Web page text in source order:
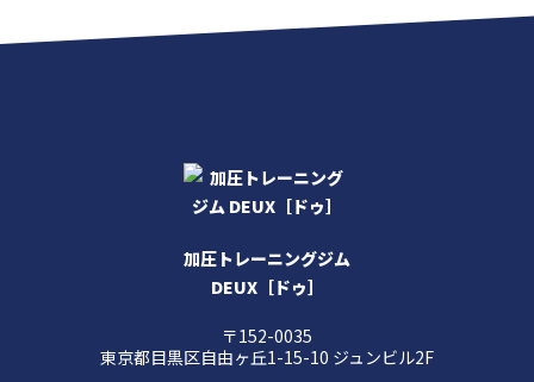
加圧トレーニングジム
DEUX［ドゥ］
〒152-0035
東京都目黒区自由ヶ丘1-15-10 ジュンビル2F